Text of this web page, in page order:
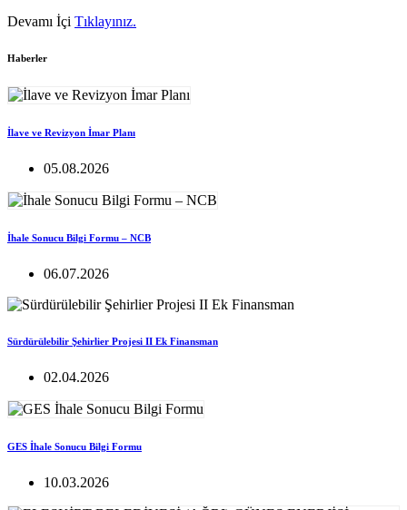
Devamı İçi Tıklayınız.
Haberler
İlave ve Revizyon İmar Planı
05.08.2026
İhale Sonucu Bilgi Formu – NCB
06.07.2026
Sürdürülebilir Şehirlier Projesi II Ek Finansman
02.04.2026
GES İhale Sonucu Bilgi Formu
10.03.2026